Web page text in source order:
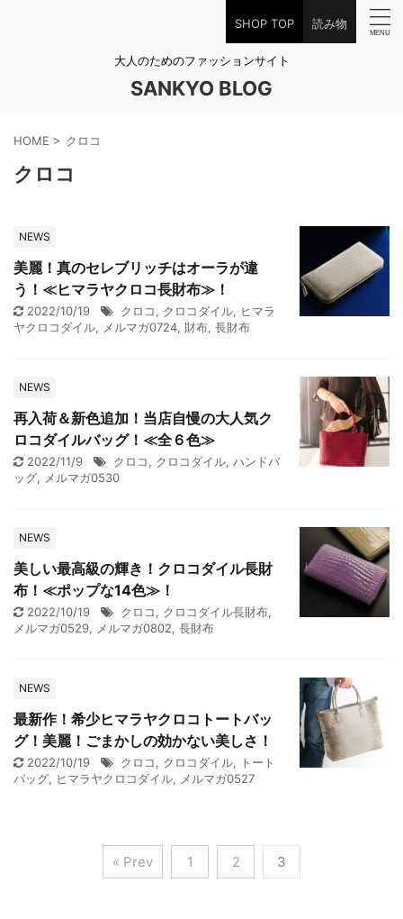
SHOP TOP 読み物
大人のためのファッションサイト
SANKYO BLOG
HOME > クロコ
クロコ
NEWS
美麗！真のセレブリッチはオーラが違
う！≪ヒマラヤクロコ長財布≫！
2022/10/19 クロコ, クロコダイル, ヒマラ
ヤクロコダイル, メルマガ0724, 財布, 長財布
NEWS
再入荷＆新色追加！当店自慢の大人気ク
ロコダイルバッグ！≪全６色≫
2022/11/9 クロコ, クロコダイル, ハンドバ
ッグ, メルマガ0530
NEWS
美しい最高級の輝き！クロコダイル長財
布！≪ポップな14色≫！
2022/10/19 クロコ, クロコダイル長財布,
メルマガ0529, メルマガ0802, 長財布
NEWS
最新作！希少ヒマラヤクロコトートバッ
グ！美麗！ごまかしの効かない美しさ！
2022/10/19 クロコ, クロコダイル, トート
バッグ, ヒマラヤクロコダイル, メルマガ0527
« Prev 1 2 3